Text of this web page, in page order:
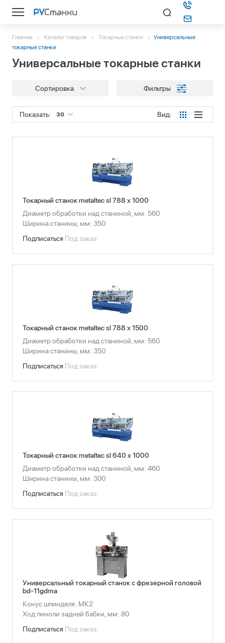
Каталог
Подбор станка
Главная Каталог товаров Токарные станки
Универсальные
токарные станки
Универсальные токарные станки
Сортировка Фильтры
Показать: 30 Вид:
Токарный станок metaltec sl 788 x 1000
Диаметр обработки над станиной, мм: 560
Ширина станины, мм: 350
Подписаться Под заказ
Токарный станок metaltec sl 788 x 1500
Диаметр обработки над станиной, мм: 560
Ширина станины, мм: 350
Подписаться Под заказ
Токарный станок metaltec sl 640 x 1000
Диаметр обработки над станиной, мм: 460
Ширина станины, мм: 300
Подписаться Под заказ
Универсальный токарный станок с фрезерной головой
bd-11gdma
Конус шпинделя: МК2
Ход пиноли задней бабки, мм: 80
Подписаться Под заказ